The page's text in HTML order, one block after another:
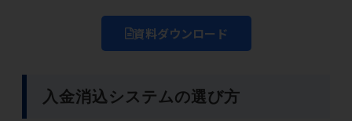
資料ダウンロード
入金消込システムの選び方